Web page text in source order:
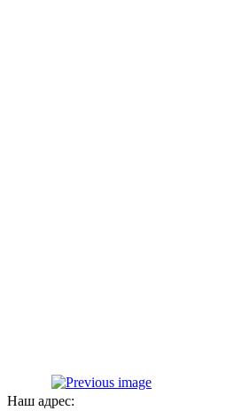
Наш адрес: